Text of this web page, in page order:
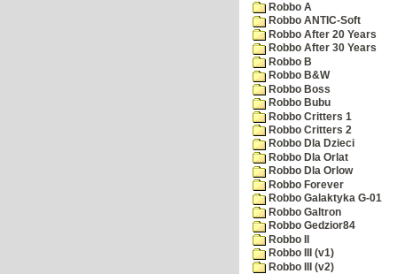
Robbo A
Robbo ANTIC-Soft
Robbo After 20 Years
Robbo After 30 Years
Robbo B
Robbo B&W
Robbo Boss
Robbo Bubu
Robbo Critters 1
Robbo Critters 2
Robbo Dla Dzieci
Robbo Dla Orlat
Robbo Dla Orlow
Robbo Forever
Robbo Galaktyka G-01
Robbo Galtron
Robbo Gedzior84
Robbo II
Robbo III (v1)
Robbo III (v2)